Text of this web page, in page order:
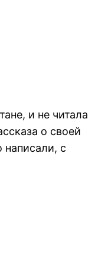
и не читала
о своей
написали, с